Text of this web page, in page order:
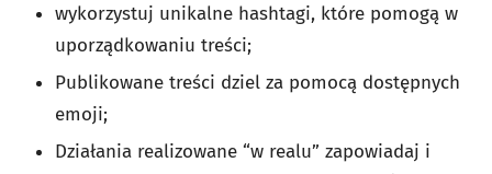
wykorzystuj unikalne hashtagi, które pomogą w
uporządkowaniu treści;
Publikowane treści dziel za pomocą dostępnych
emoji;
Działania realizowane “w realu” zapowiadaj i